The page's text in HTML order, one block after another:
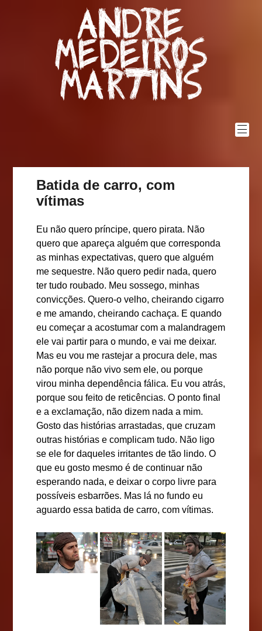
Andre
Medeiros
Martins
Batida de carro, com
vítimas
Eu não quero príncipe, quero pirata. Não
quero que apareça alguém que corresponda
as minhas expectativas, quero que alguém
me sequestre. Não quero pedir nada, quero
ter tudo roubado. Meu sossego, minhas
convicções. Quero-o velho, cheirando cigarro
e me amando, cheirando cachaça. E quando
eu começar a acostumar com a malandragem
ele vai partir para o mundo, e vai me deixar.
Mas eu vou me rastejar a procura dele, mas
não porque não vivo sem ele, ou porque
virou minha dependência fálica. Eu vou atrás,
porque sou feito de reticências. O ponto final
e a exclamação, não dizem nada a mim.
Gosto das histórias arrastadas, que cruzam
outras histórias e complicam tudo. Não ligo
se ele for daqueles irritantes de tão lindo. O
que eu gosto mesmo é de continuar não
esperando nada, e deixar o corpo livre para
possíveis esbarrões. Mas lá no fundo eu
aguardo essa batida de carro, com vítimas.